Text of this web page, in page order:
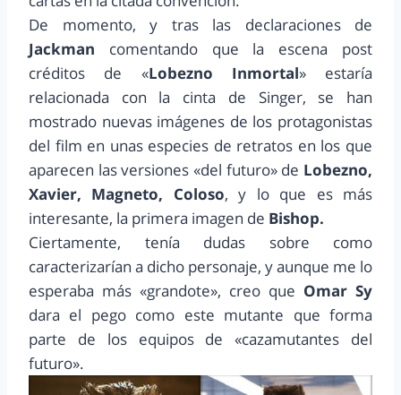
De momento, y tras las declaraciones de
Jackman comentando que la escena post
créditos de «Lobezno Inmortal» estaría
relacionada con la cinta de Singer, se han
mostrado nuevas imágenes de los protagonistas
del film en unas especies de retratos en los que
aparecen las versiones «del futuro» de Lobezno,
Xavier, Magneto, Coloso, y lo que es más
interesante, la primera imagen de Bishop.
Ciertamente, tenía dudas sobre como
caracterizarían a dicho personaje, y aunque me lo
esperaba más «grandote», creo que Omar Sy
dara el pego como este mutante que forma
parte de los equipos de «cazamutantes del
futuro».